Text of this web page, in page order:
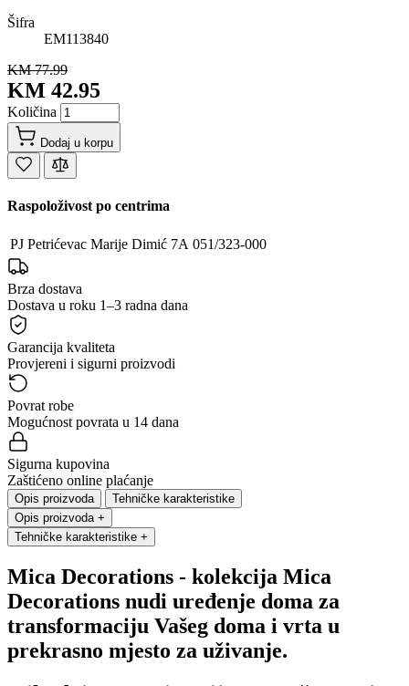
Šifra
EM113840
KM 77.99
KM 42.95
Količina
Dodaj u korpu
Raspoloživost po centrima
PJ Petrićevac Marije Dimić 7A 051/323-000
Brza dostava
Dostava u roku 1–3 radna dana
Garancija kvaliteta
Provjereni i sigurni proizvodi
Povrat robe
Mogućnost povrata u 14 dana
Sigurna kupovina
Zaštićeno online plaćanje
Opis proizvoda
Tehničke karakteristike
Opis proizvoda +
Tehničke karakteristike +
Mica Decorations - kolekcija Mica
Decorations nudi uređenje doma za
transformaciju Vašeg doma i vrta u
prekrasno mjesto za uživanje.